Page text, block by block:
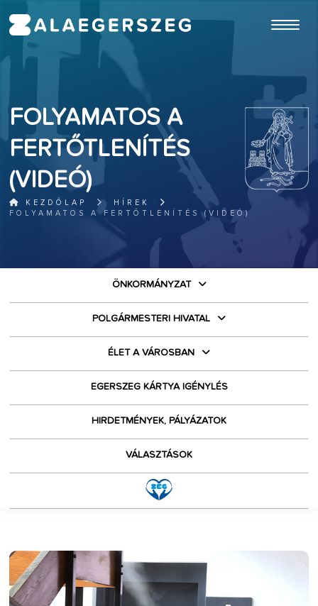
FOLYAMATOS A
FERTŐTLENÍTÉS
(VIDEÓ)
KEZDŐLAP
HÍREK
FOLYAMATOS A FERTŐTLENÍTÉS (VIDEÓ)
ÖNKORMÁNYZAT
POLGÁRMESTERI HIVATAL
ÉLET A VÁROSBAN
EGERSZEG KÁRTYA IGÉNYLÉS
HIRDETMÉNYEK, PÁLYÁZATOK
VÁLASZTÁSOK